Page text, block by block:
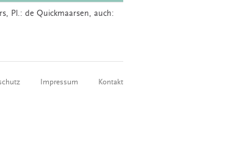
, Pl.: de Quickmaarsen, auch:
Impressum Kontakt